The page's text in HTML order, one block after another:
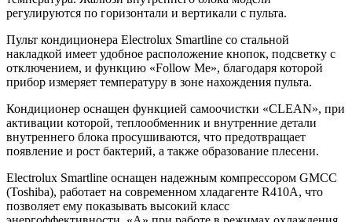
регулируются по горизонтали и вертикали с пульта.
Пульт кондиционера Electrolux Smartline со стальной
накладкой имеет удобное расположение кнопок, подсветку с
отключением, и функцию «Follow Me», благодаря которой
прибор измеряет температуру в зоне нахождения пульта.
Кондиционер оснащен функцией самоочистки «CLEAN», при
активации которой, теплообменник и внутренние детали
внутреннего блока просушиваются, что предотвращает
появление и рост бактерий, а также образование плесени.
Electrolux Smartline оснащен надежным компрессором GMCC
(Toshiba), работает на современном хладагенте R410A, что
позволяет ему показывать высокий класс